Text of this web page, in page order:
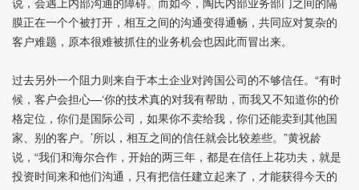
膜正在一个个被打开，相互之间的沟通变得通畅，共同应对复杂的
客户难题，原本很难被抓住的业务机会也因此而冒出来。
过去另外一个阻力则来自于本土企业对跨国公司的不够信任。“有时
候，客户会担心—‘你的技术真的对我有帮助，而我又不知道你的价
格定位，你们是国际公司，如果你不卖给我，你们还能卖到其他国
家、别的客户。’所以，相互之间的信任就会比较差些。”黄祝龄
说，“我们和海尔合作，开始的两三年，都是在信任上花功夫，就是
投资时间来和他们沟通，只有把信任建立起来了，才能获得今天的